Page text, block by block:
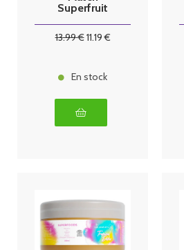
Superfruit
13.99€11.19€
En stock